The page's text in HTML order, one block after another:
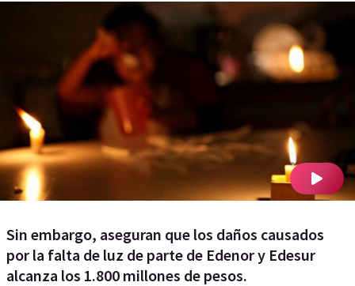
Sin embargo, aseguran que los daños causados
por la falta de luz de parte de Edenor y Edesur
alcanza los 1.800 millones de pesos.